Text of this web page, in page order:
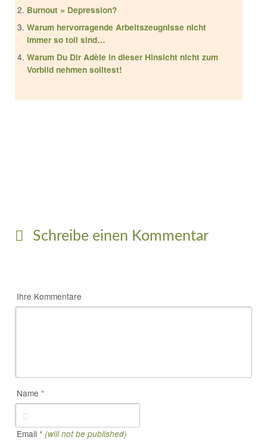
Burnout = Depression?
Warum hervorragende Arbeitszeugnisse nicht
immer so toll sind…
Warum Du Dir Adèle in dieser Hinsicht nicht zum
Vorbild nehmen solltest!
Schreibe einen Kommentar
Ihre Kommentare
Name*
Email* (will not be published)